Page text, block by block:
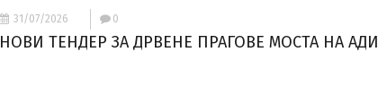
31/07/2026 0
НОВИ ТЕНДЕР ЗА ДРВЕНЕ ПРАГОВЕ МОСТА НА АДИ